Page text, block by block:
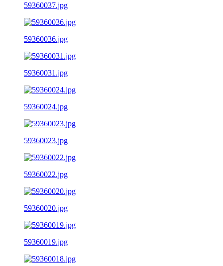
59360037.jpg
59360036.jpg
59360031.jpg
59360024.jpg
59360023.jpg
59360022.jpg
59360020.jpg
59360019.jpg